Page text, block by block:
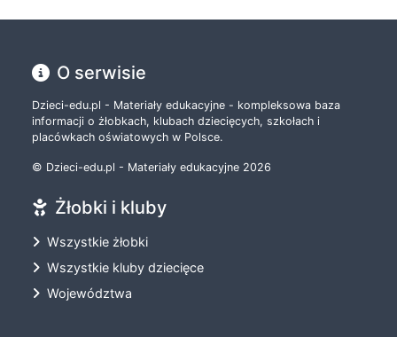
O serwisie
Dzieci-edu.pl - Materiały edukacyjne - kompleksowa baza
informacji o żłobkach, klubach dziecięcych, szkołach i
placówkach oświatowych w Polsce.
© Dzieci-edu.pl - Materiały edukacyjne 2026
Żłobki i kluby
Wszystkie żłobki
Wszystkie kluby dziecięce
Województwa